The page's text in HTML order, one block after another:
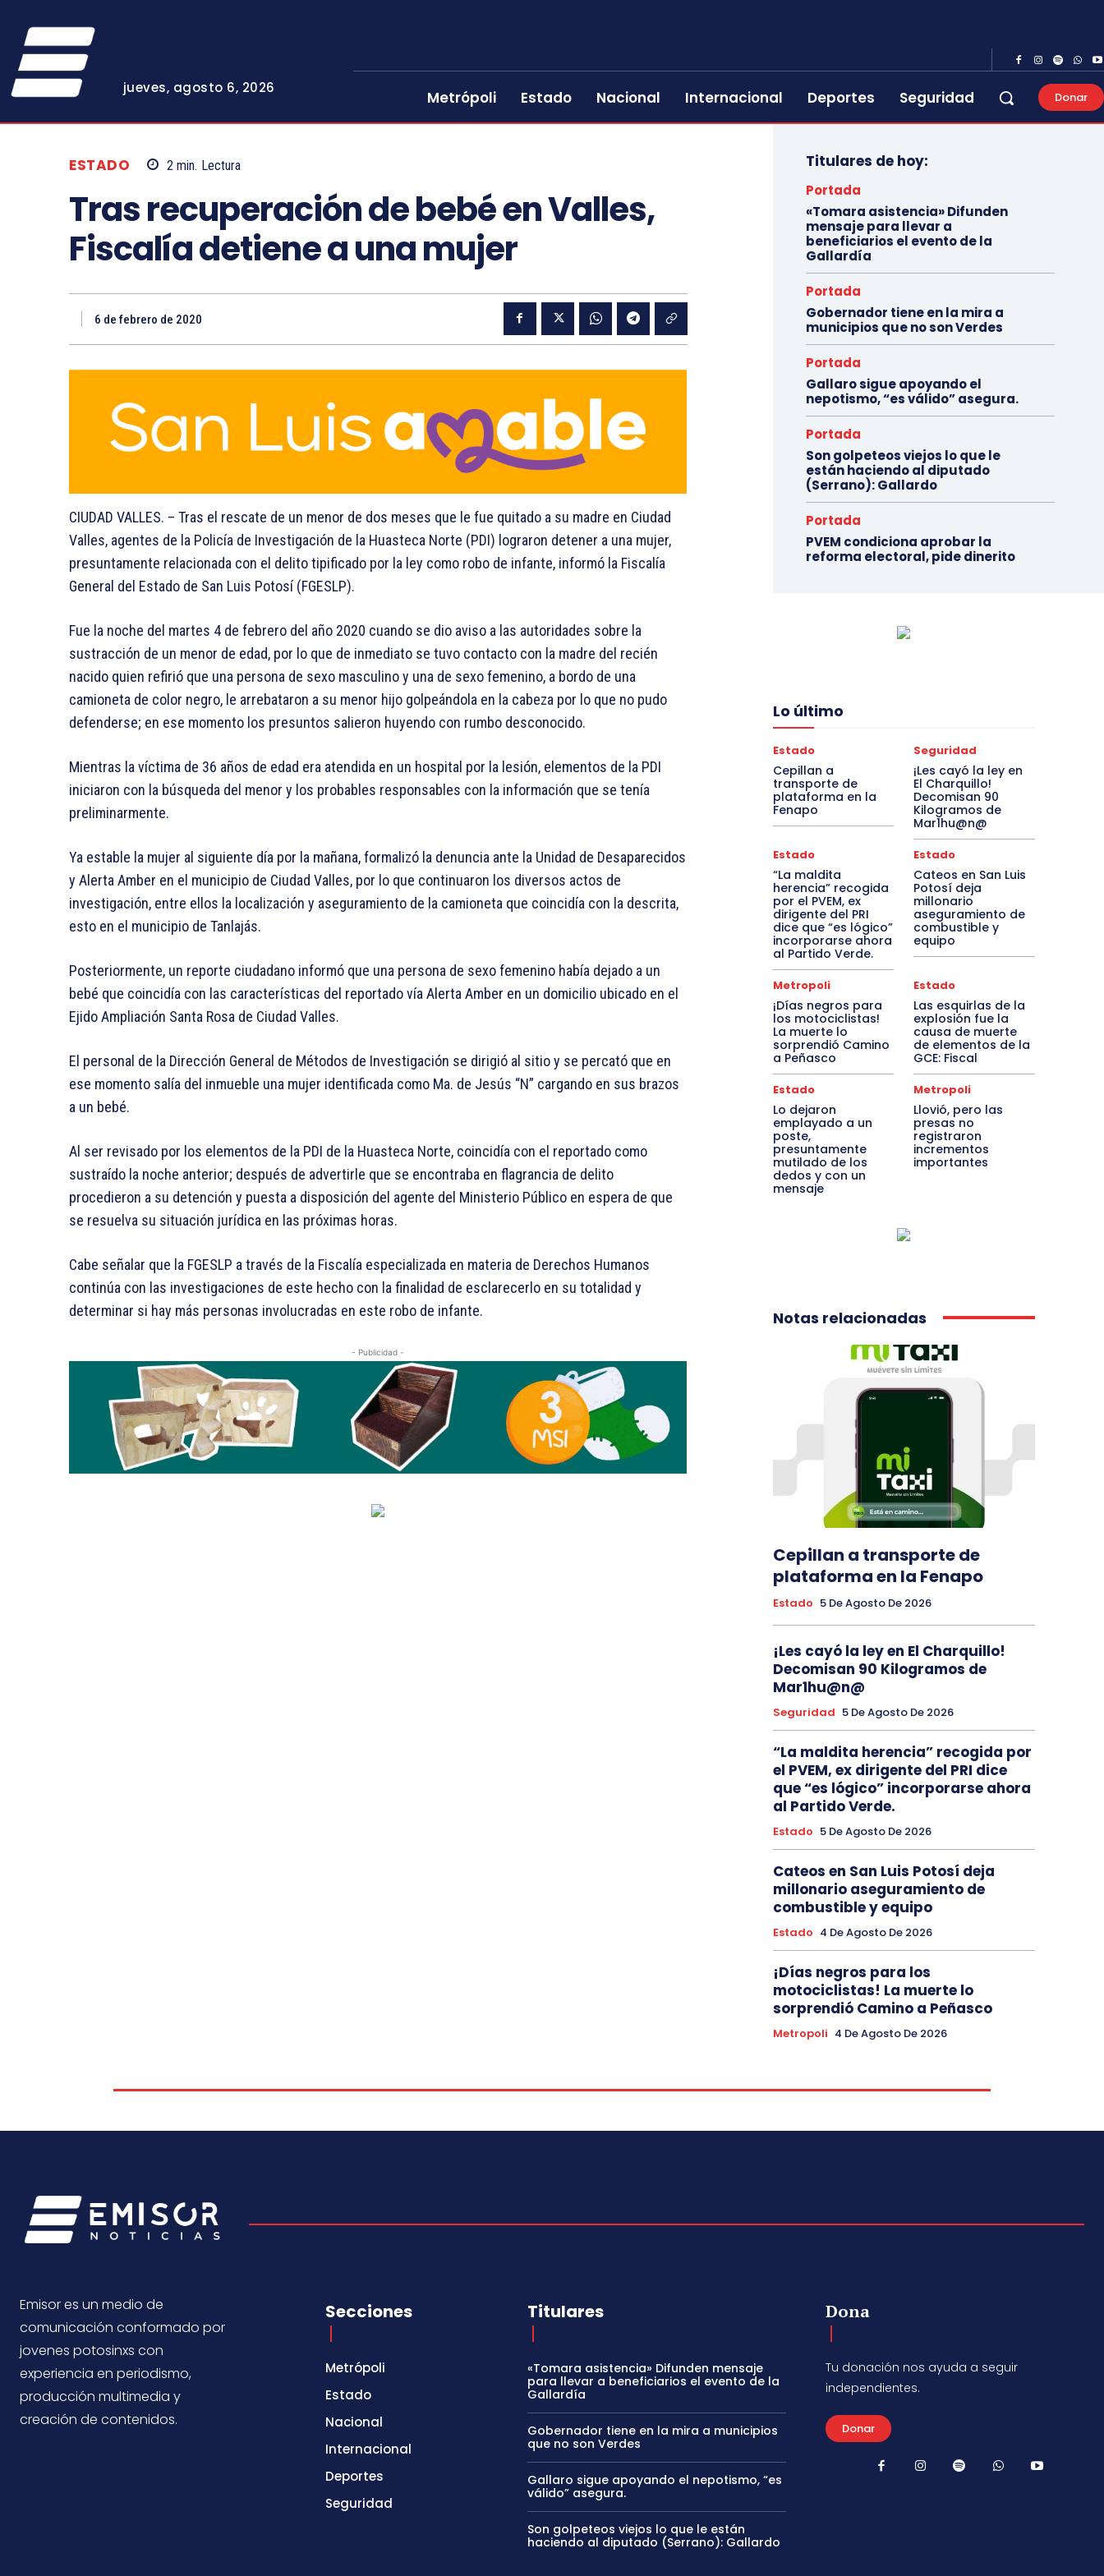
jueves, agosto 6, 2026
Metrópoli Estado Nacional Internacional Deportes Seguridad Donar
ESTADO 2 min. Lectura
Tras recuperación de bebé en Valles,
Fiscalía detiene a una mujer
6 de febrero de 2020
CIUDAD VALLES. – Tras el rescate de un menor de dos meses que le fue quitado a su madre en Ciudad
Valles, agentes de la Policía de Investigación de la Huasteca Norte (PDI) lograron detener a una mujer,
presuntamente relacionada con el delito tipificado por la ley como robo de infante, informó la Fiscalía
General del Estado de San Luis Potosí (FGESLP).
Fue la noche del martes 4 de febrero del año 2020 cuando se dio aviso a las autoridades sobre la
sustracción de un menor de edad, por lo que de inmediato se tuvo contacto con la madre del recién
nacido quien refirió que una persona de sexo masculino y una de sexo femenino, a bordo de una
camioneta de color negro, le arrebataron a su menor hijo golpeándola en la cabeza por lo que no pudo
defenderse; en ese momento los presuntos salieron huyendo con rumbo desconocido.
Mientras la víctima de 36 años de edad era atendida en un hospital por la lesión, elementos de la PDI
iniciaron con la búsqueda del menor y los probables responsables con la información que se tenía
preliminarmente.
Ya estable la mujer al siguiente día por la mañana, formalizó la denuncia ante la Unidad de Desaparecidos
y Alerta Amber en el municipio de Ciudad Valles, por lo que continuaron los diversos actos de
investigación, entre ellos la localización y aseguramiento de la camioneta que coincidía con la descrita,
esto en el municipio de Tanlajás.
Posteriormente, un reporte ciudadano informó que una persona de sexo femenino había dejado a un
bebé que coincidía con las características del reportado vía Alerta Amber en un domicilio ubicado en el
Ejido Ampliación Santa Rosa de Ciudad Valles.
El personal de la Dirección General de Métodos de Investigación se dirigió al sitio y se percató que en
ese momento salía del inmueble una mujer identificada como Ma. de Jesús “N” cargando en sus brazos
a un bebé.
Al ser revisado por los elementos de la PDI de la Huasteca Norte, coincidía con el reportado como
sustraído la noche anterior; después de advertirle que se encontraba en flagrancia de delito
procedieron a su detención y puesta a disposición del agente del Ministerio Público en espera de que
se resuelva su situación jurídica en las próximas horas.
Cabe señalar que la FGESLP a través de la Fiscalía especializada en materia de Derechos Humanos
continúa con las investigaciones de este hecho con la finalidad de esclarecerlo en su totalidad y
determinar si hay más personas involucradas en este robo de infante.
- Publicidad -
Titulares de hoy:
Portada
«Tomara asistencia» Difunden
mensaje para llevar a
beneficiarios el evento de la
Gallardía
Portada
Gobernador tiene en la mira a
municipios que no son Verdes
Portada
Gallaro sigue apoyando el
nepotismo, “es válido” asegura.
Portada
Son golpeteos viejos lo que le
están haciendo al diputado
(Serrano): Gallardo
Portada
PVEM condiciona aprobar la
reforma electoral, pide dinerito
Lo último
Estado
Cepillan a
transporte de
plataforma en la
Fenapo
Seguridad
¡Les cayó la ley en
El Charquillo!
Decomisan 90
Kilogramos de
Mar1hu@n@
Estado
“La maldita
herencia” recogida
por el PVEM, ex
dirigente del PRI
dice que “es lógico”
incorporarse ahora
al Partido Verde.
Estado
Cateos en San Luis
Potosí deja
millonario
aseguramiento de
combustible y
equipo
Metropoli
¡Días negros para
los motociclistas!
La muerte lo
sorprendió Camino
a Peñasco
Estado
Las esquirlas de la
explosión fue la
causa de muerte
de elementos de la
GCE: Fiscal
Estado
Lo dejaron
emplayado a un
poste,
presuntamente
mutilado de los
dedos y con un
mensaje
Metropoli
Llovió, pero las
presas no
registraron
incrementos
importantes
Notas relacionadas
Cepillan a transporte de
plataforma en la Fenapo
Estado 5 De Agosto De 2026
¡Les cayó la ley en El Charquillo!
Decomisan 90 Kilogramos de
Mar1hu@n@
Seguridad 5 De Agosto De 2026
“La maldita herencia” recogida por
el PVEM, ex dirigente del PRI dice
que “es lógico” incorporarse ahora
al Partido Verde.
Estado 5 De Agosto De 2026
Cateos en San Luis Potosí deja
millonario aseguramiento de
combustible y equipo
Estado 4 De Agosto De 2026
¡Días negros para los
motociclistas! La muerte lo
sorprendió Camino a Peñasco
Metropoli 4 De Agosto De 2026
Emisor es un medio de
comunicación conformado por
jovenes potosinxs con
experiencia en periodismo,
producción multimedia y
creación de contenidos.
Secciones
Metrópoli
Estado
Nacional
Internacional
Deportes
Seguridad
Titulares
«Tomara asistencia» Difunden mensaje
para llevar a beneficiarios el evento de la
Gallardía
Gobernador tiene en la mira a municipios
que no son Verdes
Gallaro sigue apoyando el nepotismo, “es
válido” asegura.
Son golpeteos viejos lo que le están
haciendo al diputado (Serrano): Gallardo
Dona
Tu donación nos ayuda a seguir
independientes.
Donar